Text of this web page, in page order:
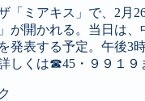
「ミアキス」で、2月
が開かれる。当日は
発表する予定。午後3
しくは☎45・９９１９